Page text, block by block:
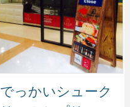
でっかいシューク